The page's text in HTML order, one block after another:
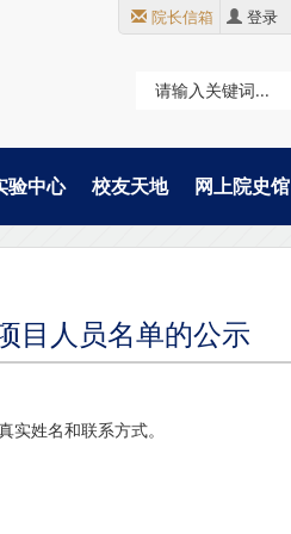
院长信箱 登录
验中心 校友天地 网上院史馆
目人员名单的公示
实姓名和联系方式。